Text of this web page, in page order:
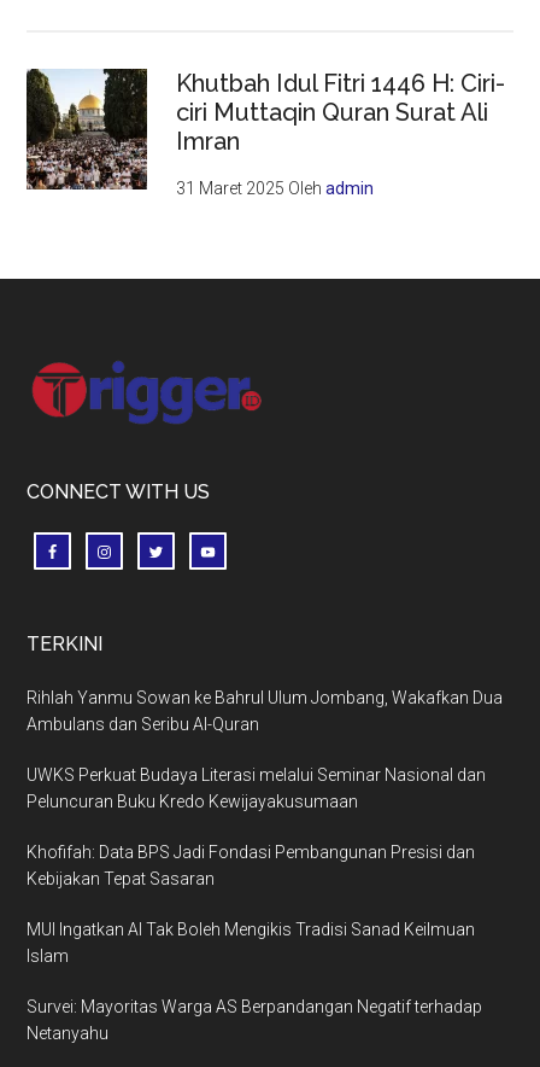
Khutbah Idul Fitri 1446 H: Ciri-
ciri Muttaqin Quran Surat Ali
Imran
31 Maret 2025 Olehadmin
Footer
CONNECT WITH US
TERKINI
Rihlah Yanmu Sowan ke Bahrul Ulum Jombang, Wakafkan Dua
Ambulans dan Seribu Al-Quran
UWKS Perkuat Budaya Literasi melalui Seminar Nasional dan
Peluncuran Buku Kredo Kewijayakusumaan
Khofifah: Data BPS Jadi Fondasi Pembangunan Presisi dan
Kebijakan Tepat Sasaran
MUI Ingatkan AI Tak Boleh Mengikis Tradisi Sanad Keilmuan
Islam
Survei: Mayoritas Warga AS Berpandangan Negatif terhadap
Netanyahu